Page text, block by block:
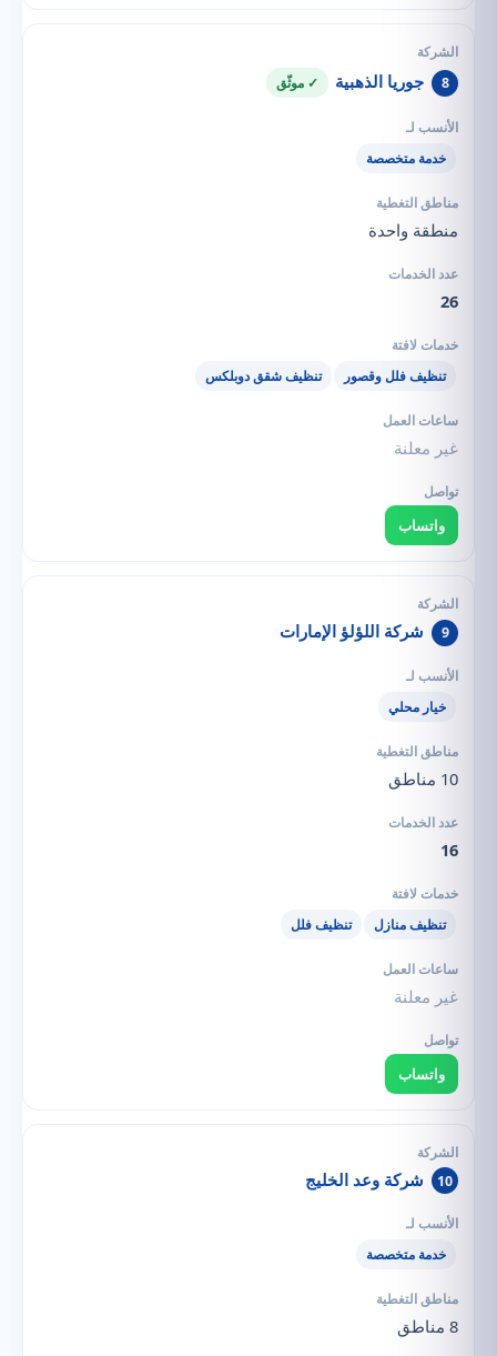
8 جوريا الذهبية ✓ موثّق
خدمة متخصصة
منطقة واحدة
26
تنظيف فلل وقصور تنظيف شقق دوبلكس
غير معلنة
واتساب
9 شركة اللؤلؤ الإمارات
خيار محلي
10 مناطق
16
تنظيف منازل تنظيف فلل
غير معلنة
واتساب
10 شركة وعد الخليج
خدمة متخصصة
8 مناطق